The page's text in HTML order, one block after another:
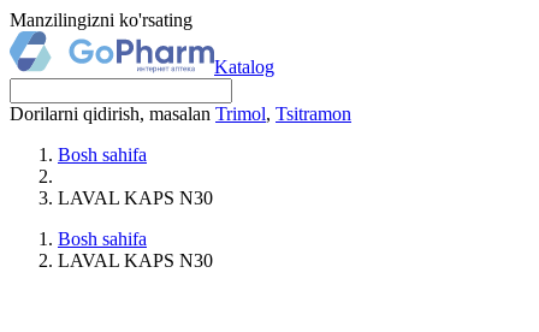
Manzilingizni ko'rsating
Katalog
Dorilarni qidirish, masalan Trimol, Tsitramon
Bosh sahifa
LAVAL KAPS N30
Bosh sahifa
LAVAL KAPS N30